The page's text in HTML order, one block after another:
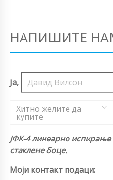
НАПИШИТЕ
Ја,
Хитно желите да
купите
ЈФК-4 линеарно испирање
стаклене боце.
Моји контакт подаци: